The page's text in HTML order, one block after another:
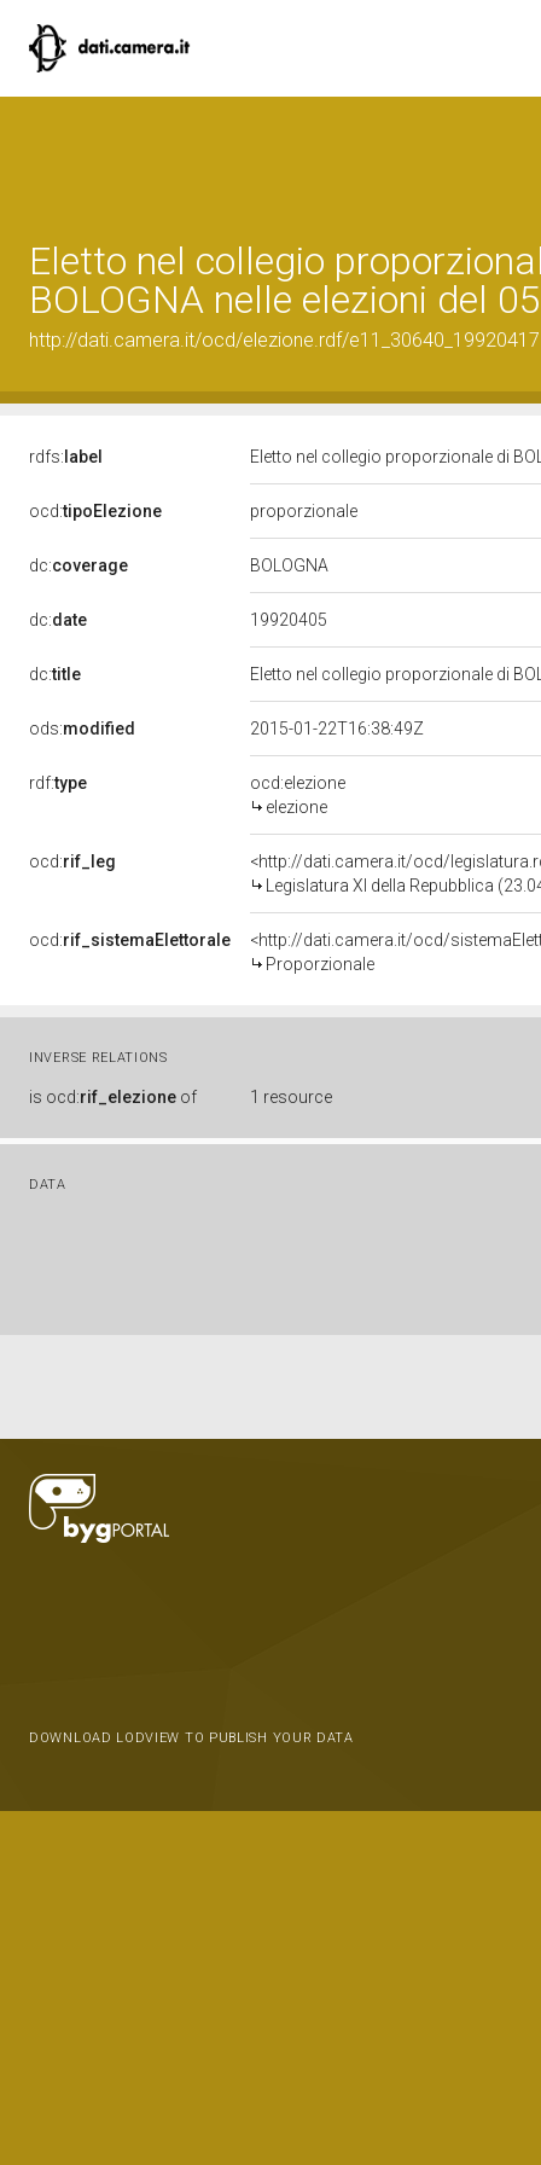
Eletto nel collegio
BOLOGNA nelle elezioni del
http://dati.camera.it/ocd/elezione.rdf/e11_30640_19920417
rdfs: label Eletto nel collegio proporzionale di
ocd:tipoElezione proporzionale
dc:coverage BOLOGNA
dc:date 19920405
dc:title Eletto nel collegio proporzionale di
ods:modified 2015-01-22T16:38:49Z
rdf:type
ocd:elezione
elezione
ocd:rif_leg
<http://dati.camera.it/ocd/
Legislatura XI della Repubblica
ocd:rif_sistemaElettorale
<http://dati.camera.it/ocd/
Proporzionale
INVERSE RELATIONS
is ocd:rif_elezione of 1 resource
DATA
DOWNLOAD LODVIEW TO PUBLISH YOUR DATA